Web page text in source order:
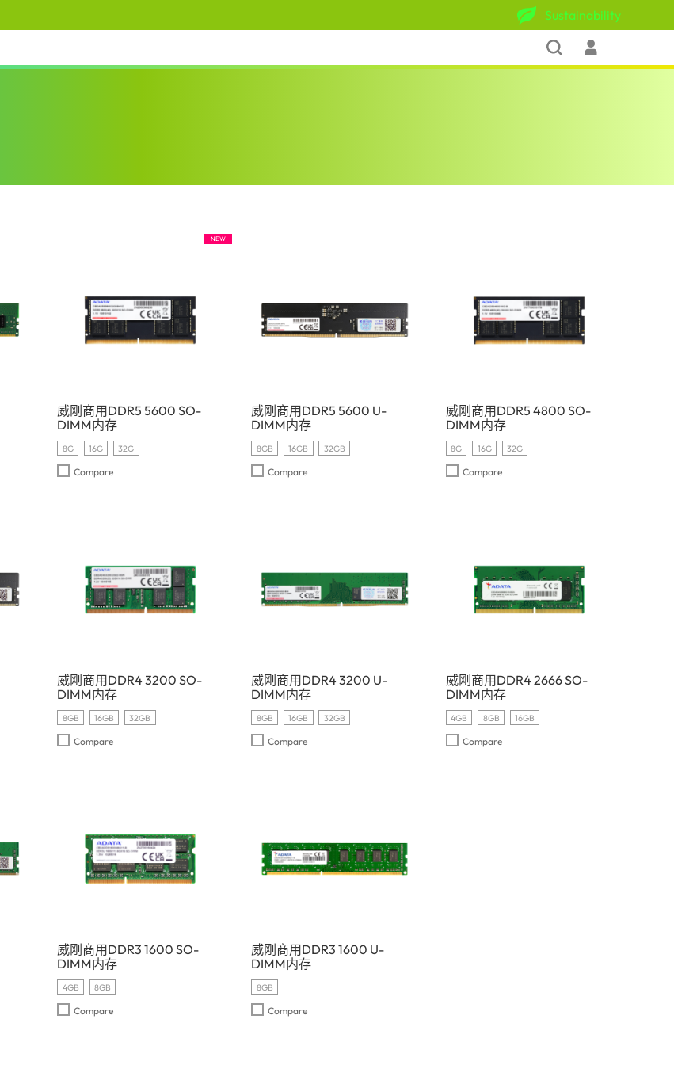
Sustainability
威刚商用DDR5 5600 SO-
DIMM内存
8G 16G 32G
NEW
Compare
威刚商用DDR5 5600 U-
DIMM内存
8GB 16GB 32GB
Compare
威刚商用DDR5 4800 SO-
DIMM内存
8G 16G 32G
Compare
威刚商用DDR4 3200 SO-
DIMM内存
8GB 16GB 32GB
Compare
威刚商用DDR4 3200 U-
DIMM内存
8GB 16GB 32GB
Compare
威刚商用DDR4 2666 SO-
DIMM内存
4GB 8GB 16GB
Compare
威刚商用DDR3 1600 SO-
DIMM内存
4GB 8GB
Compare
威刚商用DDR3 1600 U-
DIMM内存
8GB
Compare